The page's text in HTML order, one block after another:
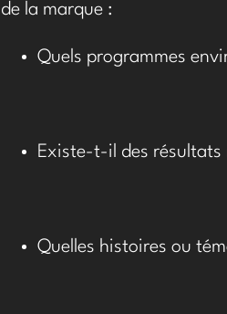
de la marque :
Quels programmes
Existe-t-il des résultats
Quelles histoires ou